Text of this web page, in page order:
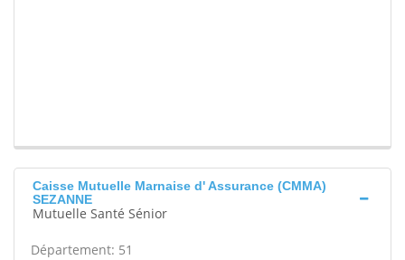
Caisse Mutuelle Marnaise d' Assurance (CMMA)
SEZANNE
Mutuelle Santé Sénior
Département: 51